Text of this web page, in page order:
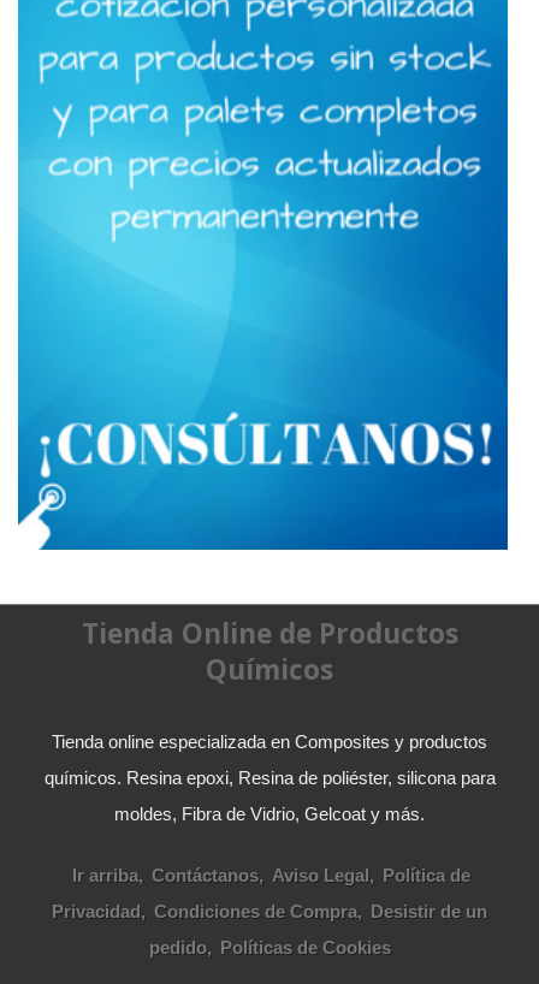
Tienda Online de Productos
Químicos
Tienda online especializada en Composites y productos
químicos. Resina epoxi, Resina de poliéster, silicona para
moldes, Fibra de Vidrio, Gelcoat y más.
Ir arriba Contáctanos Aviso Legal
Política de
Privacidad
Condiciones de Compra
Desistir de un
pedido
Políticas de Cookies